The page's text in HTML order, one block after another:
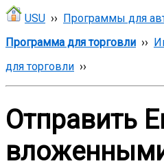
USU ›› Программы для
Программа для торговли ››
для торговли ››
Отправить